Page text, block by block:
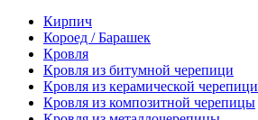
Кирпич
Короед / Барашек
Кровля
Кровля из битумной черепици
Кровля из керамической черепици
Кровля из композитной черепицы